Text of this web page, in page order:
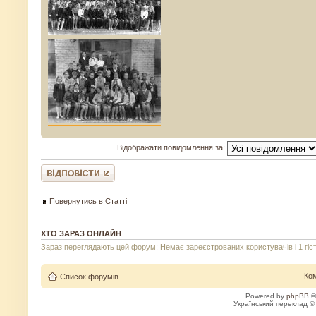
Відображати повідомлення за:
Відповісти
Повернутись в Статті
ХТО ЗАРАЗ ОНЛАЙН
Зараз переглядають цей форум: Немає зареєстрованих користувачів і 1
Список форумів
Powered by phpBB
Український переклад